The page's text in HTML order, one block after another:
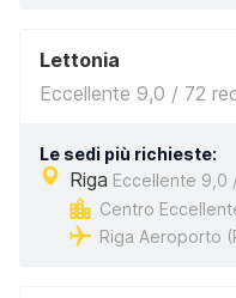
Lettonia
Eccellente 9,0 / 72
Le sedi più richieste:
Riga Eccellente 9,0
Centro
Riga Aeroporto